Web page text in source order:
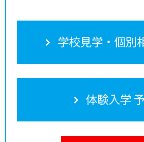
学校見学・個別
体験入学